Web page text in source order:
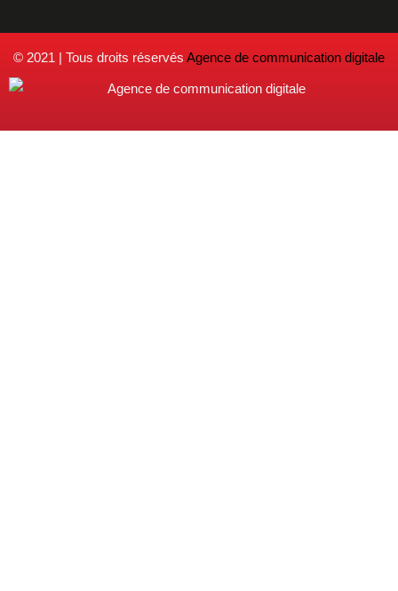
© 2021 | Tous droits réservés Agence de communication digitale